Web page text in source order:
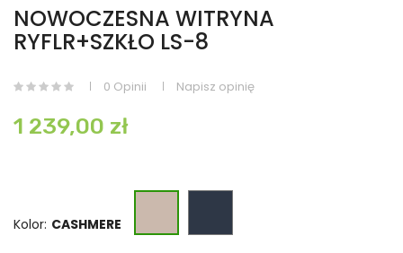
NOWOCZESNA WITRYNA
RYFLR+SZKŁO LS-8
0 Opinii Napisz opinię
1 239,00 zł
Kolor: